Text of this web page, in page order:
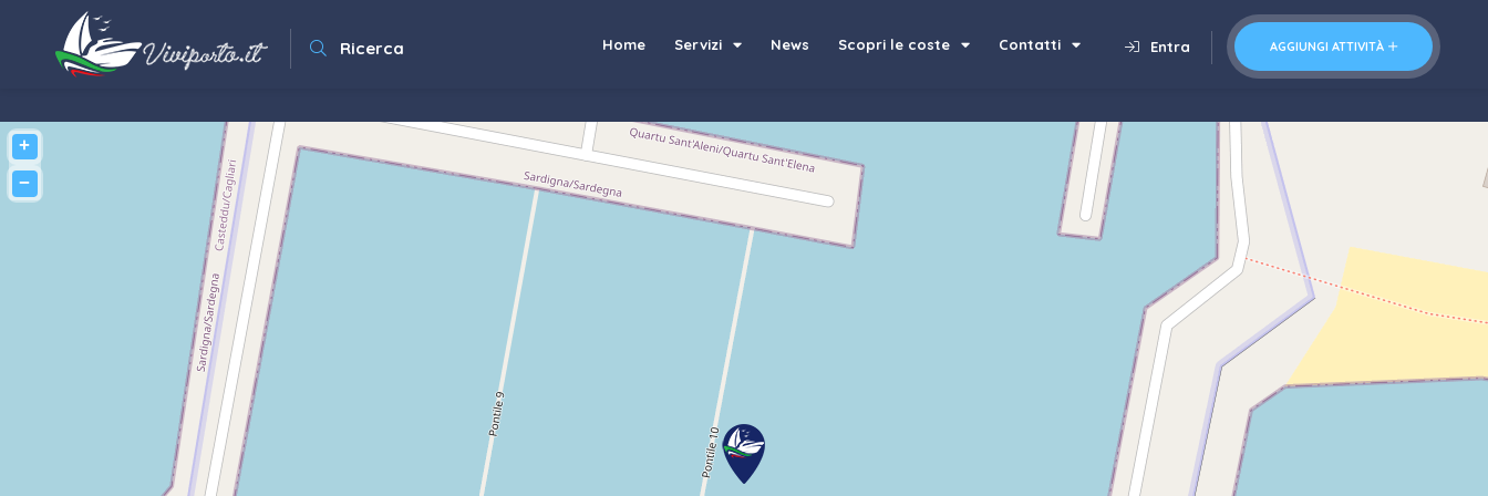
Ricerca AGGIUNGI ATTIVITÀ
Entra
Home Servizi News Scopri le coste Contatti
+
−